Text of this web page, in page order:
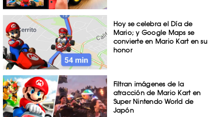
Hoy se celebra el Día de
Mario; y Google Maps se
convierte en Mario Kart en su
honor
Filtran imágenes de la
atracción de Mario Kart en
Super Nintendo World de
Japón